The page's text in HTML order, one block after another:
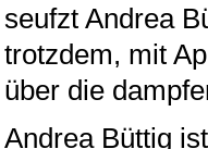
seufzt Andrea
trotzdem, mit
über die
Andrea Büttig